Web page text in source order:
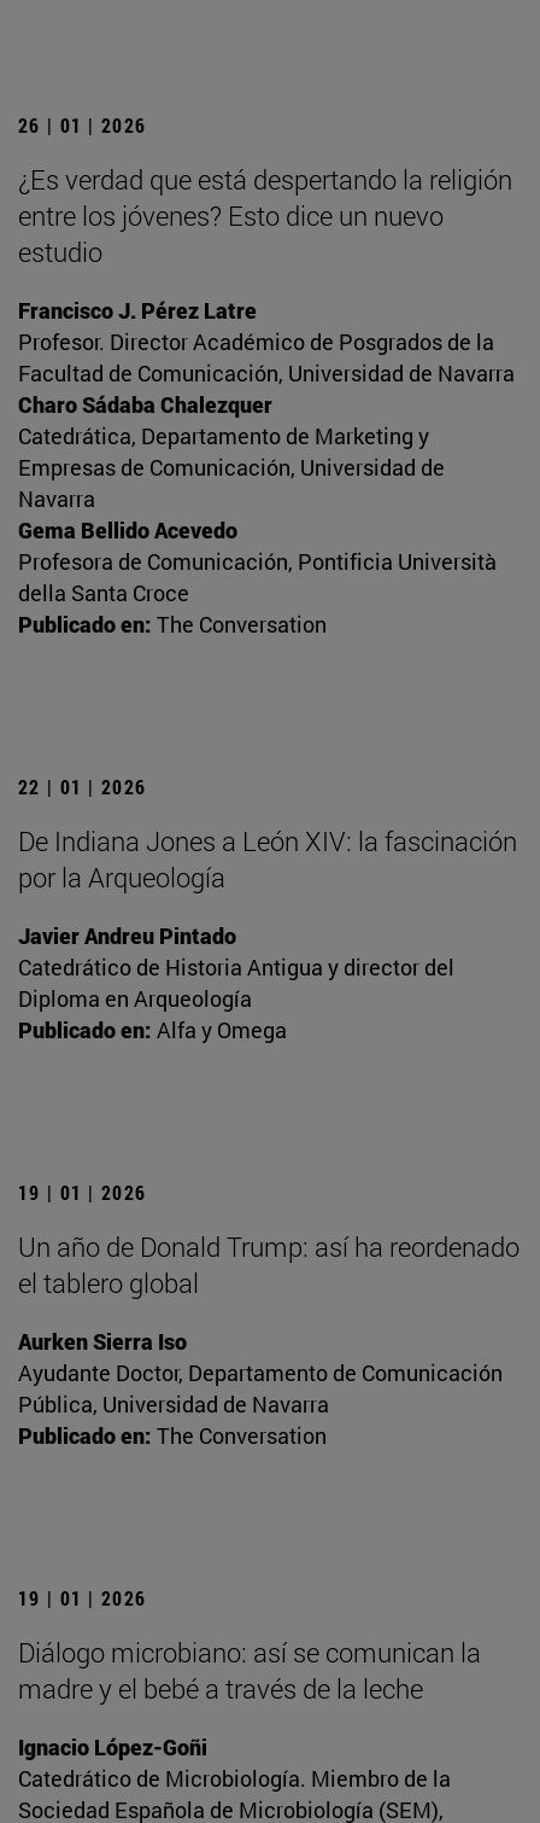
26 | 01 | 2026
¿Es verdad que está despertando la religión
entre los jóvenes? Esto dice un nuevo
estudio
Francisco J. Pérez Latre
Profesor. Director Académico de Posgrados de la
Facultad de Comunicación, Universidad de Navarra
Charo Sádaba Chalezquer
Catedrática, Departamento de Marketing y
Empresas de Comunicación, Universidad de
Navarra
Gema Bellido Acevedo
Profesora de Comunicación, Pontificia Università
della Santa Croce
Publicado en: The Conversation
22 | 01 | 2026
De Indiana Jones a León XIV: la fascinación
por la Arqueología
Javier Andreu Pintado
Catedrático de Historia Antigua y director del
Diploma en Arqueología
Publicado en: Alfa y Omega
19 | 01 | 2026
Un año de Donald Trump: así ha reordenado
el tablero global
Aurken Sierra Iso
Ayudante Doctor, Departamento de Comunicación
Pública, Universidad de Navarra
Publicado en: The Conversation
19 | 01 | 2026
Diálogo microbiano: así se comunican la
madre y el bebé a través de la leche
Ignacio López-Goñi
Catedrático de Microbiología. Miembro de la
Sociedad Española de Microbiología (SEM),